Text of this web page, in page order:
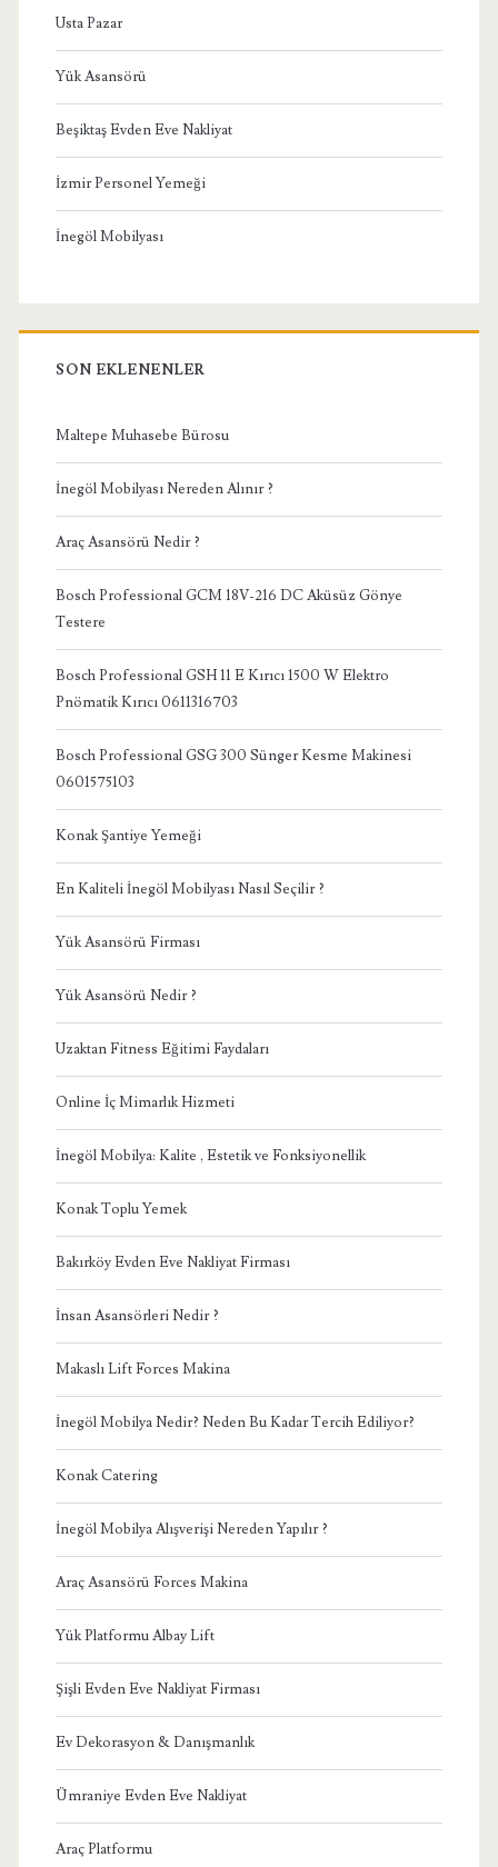
Usta Pazar
Yük Asansörü
Beşiktaş Evden Eve Nakliyat
İzmir Personel Yemeği
İnegöl Mobilyası
SON EKLENENLER
Maltepe Muhasebe Bürosu
İnegöl Mobilyası Nereden Alınır ?
Araç Asansörü Nedir ?
Bosch Professional GCM 18V-216 DC Aküsüz Gönye
Testere
Bosch Professional GSH 11 E Kırıcı 1500 W Elektro
Pnömatik Kırıcı 0611316703
Bosch Professional GSG 300 Sünger Kesme Makinesi
0601575103
Konak Şantiye Yemeği
En Kaliteli İnegöl Mobilyası Nasıl Seçilir ?
Yük Asansörü Firması
Yük Asansörü Nedir ?
Uzaktan Fitness Eğitimi Faydaları
Online İç Mimarlık Hizmeti
İnegöl Mobilya: Kalite , Estetik ve Fonksiyonellik
Konak Toplu Yemek
Bakırköy Evden Eve Nakliyat Firması
İnsan Asansörleri Nedir ?
Makaslı Lift Forces Makina
İnegöl Mobilya Nedir? Neden Bu Kadar Tercih Ediliyor?
Konak Catering
İnegöl Mobilya Alışverişi Nereden Yapılır ?
Araç Asansörü Forces Makina
Yük Platformu Albay Lift
Şişli Evden Eve Nakliyat Firması
Ev Dekorasyon & Danışmanlık
Ümraniye Evden Eve Nakliyat
Araç Platformu